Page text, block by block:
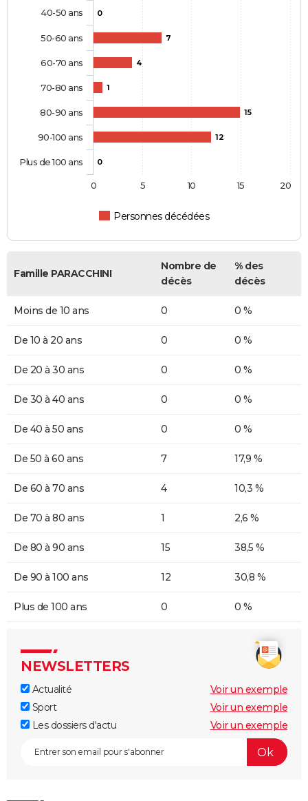
0
7
4
1
15
12
0
Personnes décédées
40-50 ans
50-60 ans
60-70 ans
70-80 ans
80-90 ans
90-100 ans
Plus de 100 ans
0 5 10 15 20
Famille PARACCHINI
Nombre de
décès
% des
décès
Moins de 10 ans 0 0 %
De 10 à 20 ans 0 0 %
De 20 à 30 ans 0 0 %
De 30 à 40 ans 0 0 %
De 40 à 50 ans 0 0 %
De 50 à 60 ans 7 17,9 %
De 60 à 70 ans 4 10,3 %
De 70 à 80 ans 1 2,6 %
De 80 à 90 ans 15 38,5 %
De 90 à 100 ans 12 30,8 %
Plus de 100 ans 0 0 %
NEWSLETTERS
Actualité
Voir un exemple
Sport
Voir un exemple
Les dossiers d'actu
Voir un exemple